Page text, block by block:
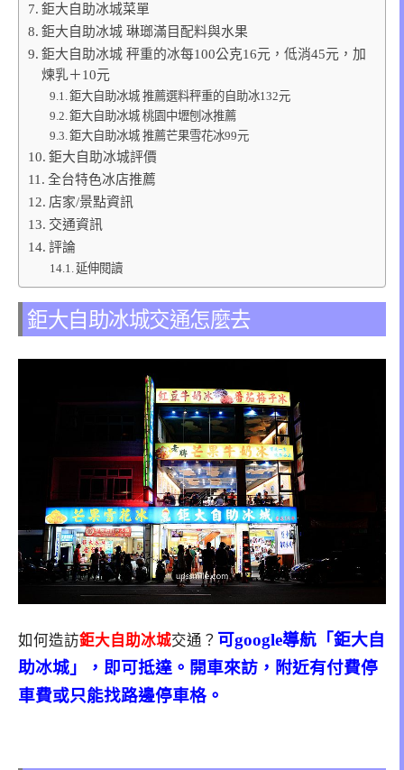
鉅大自助冰城菜單
鉅大自助冰城 琳瑯滿目配料與水果
鉅大自助冰城 秤重的冰每100公克16元，低消45元，加
煉乳＋10元
鉅大自助冰城 推薦選料秤重的自助冰132元
鉅大自助冰城 桃園中壢刨冰推薦
鉅大自助冰城 推薦芒果雪花冰99元
鉅大自助冰城評價
全台特色冰店推薦
店家/景點資訊
交通資訊
評論
延伸閱讀
鉅大自助冰城交通怎麼去
如何造訪鉅大自助冰城交通？ 可google導航「鉅大自
助冰城」，即可抵達。開車來訪，附近有付費停
車費或只能找路邊停車格。